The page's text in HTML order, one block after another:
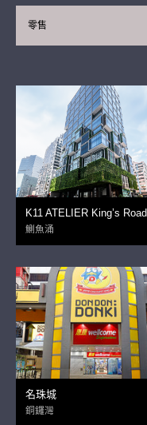
零售
K11 ATELIER King’s Road
鰂魚涌
名珠城
銅鑼灣